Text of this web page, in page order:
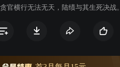
官横行无法无天，陆绩与其生死决战。